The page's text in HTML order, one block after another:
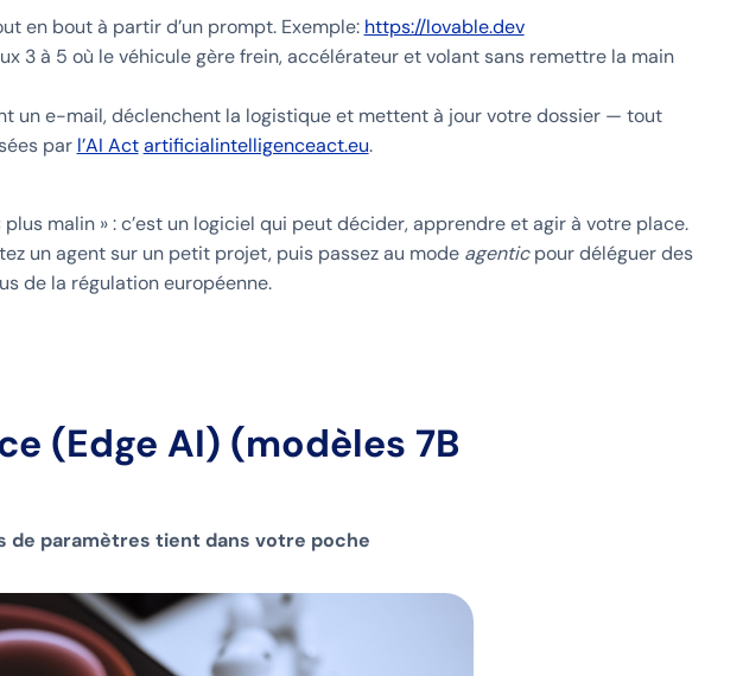
en bout à partir d’un prompt. Exemple: https://lovable.dev
3 à 5 où le véhicule gère frein, accélérateur et volant sans remettre la main
un e-mail, déclenchent la logistique et mettent à jour votre dossier — tout
par l’AI Act artificialintelligenceact.eu.
malin » : c’est un logiciel qui peut décider, apprendre et agir à votre place.
un agent sur un petit projet, puis passez au mode agenticpour déléguer des
de la régulation européenne.
(Edge AI) (modèles 7B
de paramètres tient dans votre poche